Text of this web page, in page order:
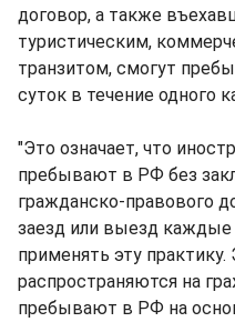
договор, а также
туристическим,
транзитом, смогут
суток в течение одного
"Это означает, что
пребывают в РФ без
гражданско-правового
заезд или выезд каждые
применять эту
распространяются на
пребывают в РФ на